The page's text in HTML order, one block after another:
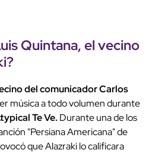
Quintana, el vecino
del comunicador Carlos
música a todo volumen durante
Te Ve. Durante una de los
"Persiana Americana" de
que Alazraki lo calificara